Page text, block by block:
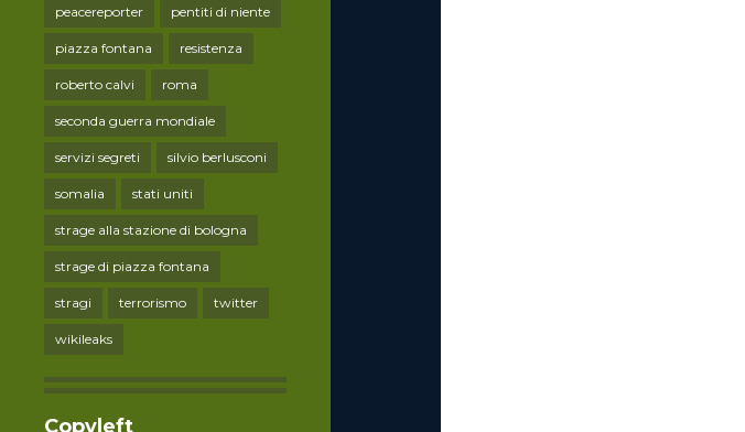
peacereporter pentiti di niente
piazza fontana resistenza
roberto calvi roma
seconda guerra mondiale
servizi segreti silvio berlusconi
somalia stati uniti
strage alla stazione di bologna
strage di piazza fontana
stragi terrorismo twitter
wikileaks
Copyleft